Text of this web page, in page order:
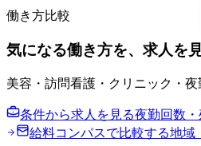
働き方比較
気になる働き方を、求人を
美容・訪問看護・クリニック・
条件から求人を見る夜勤回数
給料コンパスで比較する地域